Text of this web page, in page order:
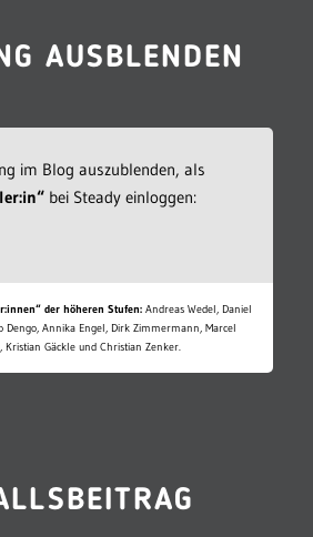
AUSBLENDEN
im Blog auszublenden, als
bei Steady einloggen:
der höheren Stufen: Andreas Wedel, Daniel
Dengo, Annika Engel, Dirk Zimmermann, Marcel
Kristian Gäckle und Christian Zenker.